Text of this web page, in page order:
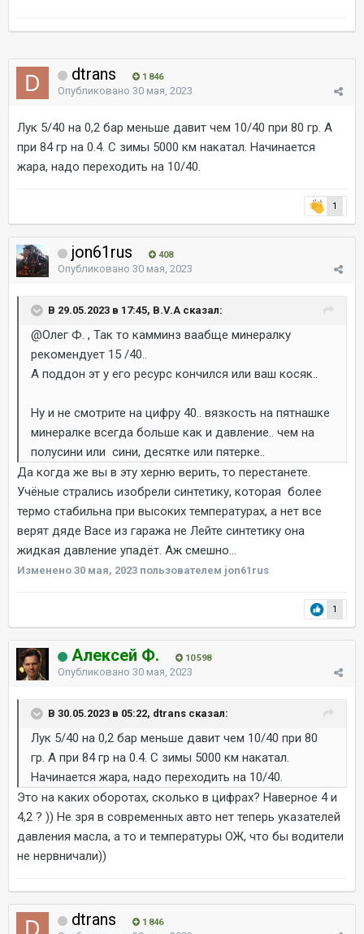
dtrans 1 846
Опубликовано 30 мая, 2023
Лук 5/40 на 0,2 бар меньше давит чем 10/40 при 80 гр. А
при 84 гр на 0.4. С зимы 5000 км накатал. Начинается
жара, надо переходить на 10/40.
1
jon61rus 408
Опубликовано 30 мая, 2023
В 29.05.2023 в 17:45, B.V.A сказал:
@Олег Ф. , Так то камминз ваабще минералку
рекомендует 15 /40..
А поддон эт у его ресурс кончился или ваш косяк..
Ну и не смотрите на цифру 40.. вязкость на пятнашке
минералке всегда больше как и давление.. чем на
полусини или сини, десятке или пятерке..
Да когда же вы в эту херню верить, то перестанете.
Учёные стрались изобрели синтетику, которая более
термо стабильна при высоких температурах, а нет все
верят дяде Васе из гаража не Лейте синтетику она
жидкая давление упадёт. Аж смешно...
Изменено 30 мая, 2023 пользователем jon61rus
1
Алексей Ф. 10 598
Опубликовано 30 мая, 2023
В 30.05.2023 в 05:22, dtrans сказал:
Лук 5/40 на 0,2 бар меньше давит чем 10/40 при 80
гр. А при 84 гр на 0.4. С зимы 5000 км накатал.
Начинается жара, надо переходить на 10/40.
Это на каких оборотах, сколько в цифрах? Наверное 4 и
4,2 ? )) Не зря в современных авто нет теперь указателей
давления масла, а то и температуры ОЖ, что бы водители
не нервничали))
dtrans 1 846